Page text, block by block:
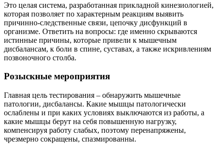
Это целая система, разработанная прикладной кинезиологией,
которая позволяет по характерным реакциям выявить
причинно-следственные связи, цепочку дисфункций в
организме. Ответить на вопросы: где именно скрываются
истинные причины, которые привели к мышечным
дисбалансам, к боли в спине, суставах, а также искривлениям
позвоночного столба.
Розыскные мероприятия
Главная цель тестирования – обнаружить мышечные
патологии, дисбалансы. Какие мышцы патологически
ослаблены и при каких условиях выключаются из работы, а
какие мышцы берут на себя повышенную нагрузку,
компенсируя работу слабых, поэтому перенапряжены,
чрезмерно сокращены, спазмированны.